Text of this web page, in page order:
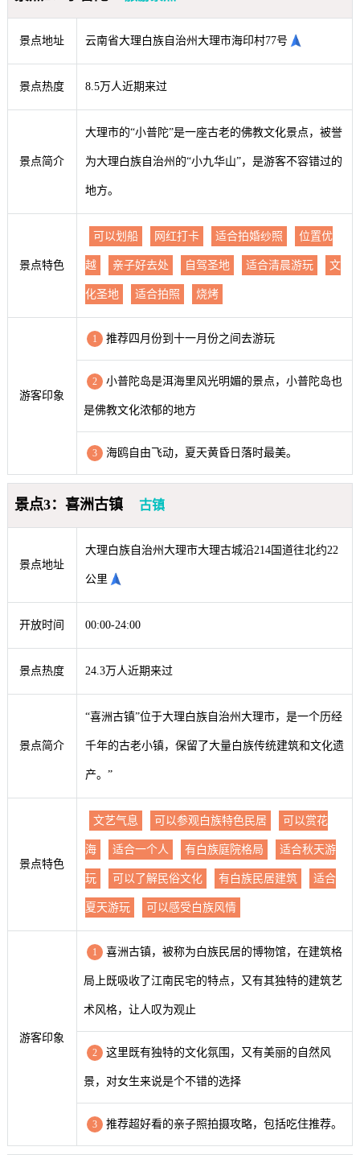
景点地址 云南省大理白族自治州大理市海印村77号
景点热度 8.5万人近期来过
景点简介
大理市的“小普陀”是一座古老的佛教文化景点，被誉
为大理白族自治州的“小九华山”，是游客不容错过的
地方。
景点特色
可以划船 网红打卡 适合拍婚纱照 位置优
越 亲子好去处 自驾圣地 适合清晨游玩 文
化圣地 适合拍照 烧烤
游客印象
1 推荐四月份到十一月份之间去游玩
2 小普陀岛是洱海里风光明媚的景点，小普陀岛也
是佛教文化浓郁的地方
3 海鸥自由飞动，夏天黄昏日落时最美。
景点3：喜洲古镇 古镇
景点地址
大理白族自治州大理市大理古城沿214国道往北约22
公里
开放时间 00:00-24:00
景点热度 24.3万人近期来过
景点简介
“喜洲古镇”位于大理白族自治州大理市，是一个历经
千年的古老小镇，保留了大量白族传统建筑和文化遗
产。”
景点特色
文艺气息 可以参观白族特色民居 可以赏花
海 适合一个人 有白族庭院格局 适合秋天游
玩 可以了解民俗文化 有白族民居建筑 适合
夏天游玩 可以感受白族风情
游客印象
1 喜洲古镇，被称为白族民居的博物馆，在建筑格
局上既吸收了江南民宅的特点，又有其独特的建筑艺
术风格，让人叹为观止
2 这里既有独特的文化氛围，又有美丽的自然风
景，对女生来说是个不错的选择
3 推荐超好看的亲子照拍摄攻略，包括吃住推荐。